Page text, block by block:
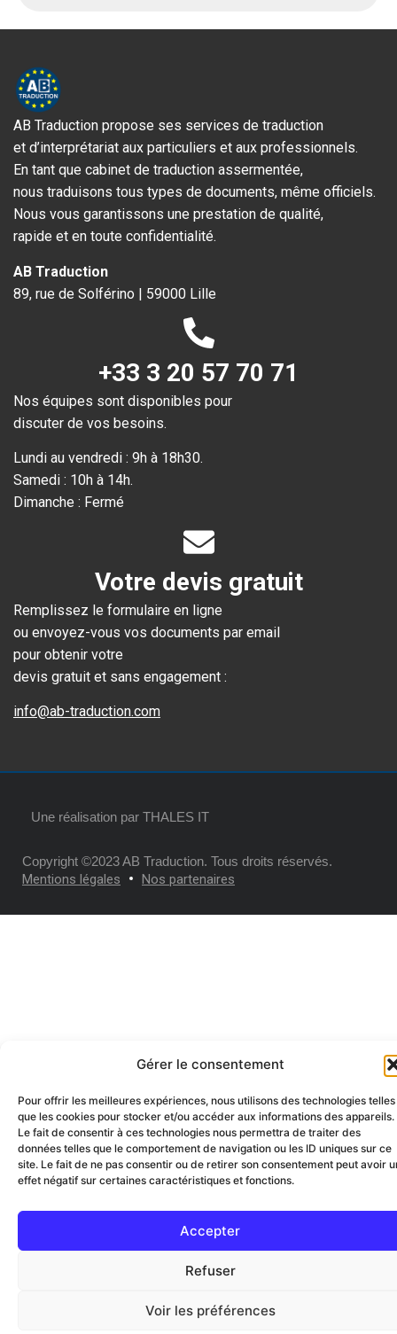
Gérer le consentement
Pour offrir les meilleures expériences, nous utilisons des technologies telles
que les cookies pour stocker et/ou accéder aux informations des appareils.
Le fait de consentir à ces technologies nous permettra de traiter des
données telles que le comportement de navigation ou les ID uniques sur ce
site. Le fait de ne pas consentir ou de retirer son consentement peut avoir
effet négatif sur certaines caractéristiques et fonctions.
Accepter
Refuser
Voir les préférences
AB Traduction propose ses services de traduction
et d’interprétariat aux particuliers et aux professionnels.
En tant que cabinet de traduction assermentée,
nous traduisons tous types de documents, même officiels.
Nous vous garantissons une prestation de qualité,
rapide et en toute confidentialité.
AB Traduction
89, rue de Solférino | 59000 Lille
+33 3 20 57 70 71
Nos équipes sont disponibles pour
discuter de vos besoins.
Lundi au vendredi : 9h à 18h30.
Samedi : 10h à 14h.
Dimanche : Fermé
Votre devis gratuit
Remplissez le formulaire en ligne
ou envoyez-vous vos documents par email
pour obtenir votre
devis gratuit et sans engagement :
info@ab-traduction.com
Une réalisation par THALES IT
Copyright ©2023 AB Traduction. Tous droits réservés.
Mentions légales Nos partenaires